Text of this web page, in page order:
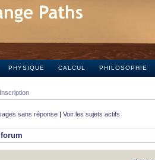
PHYSIQUE CALCUL PHILOSOPHIE
Inscription
sans réponse | Voir les sujets actifs